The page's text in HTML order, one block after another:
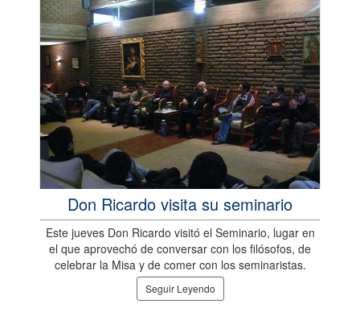
Don Ricardo visita su seminario
Este jueves Don Ricardo visitó el Seminario, lugar en
el que aprovechó de conversar con los filósofos, de
celebrar la Misa y de comer con los seminaristas.
Seguir Leyendo